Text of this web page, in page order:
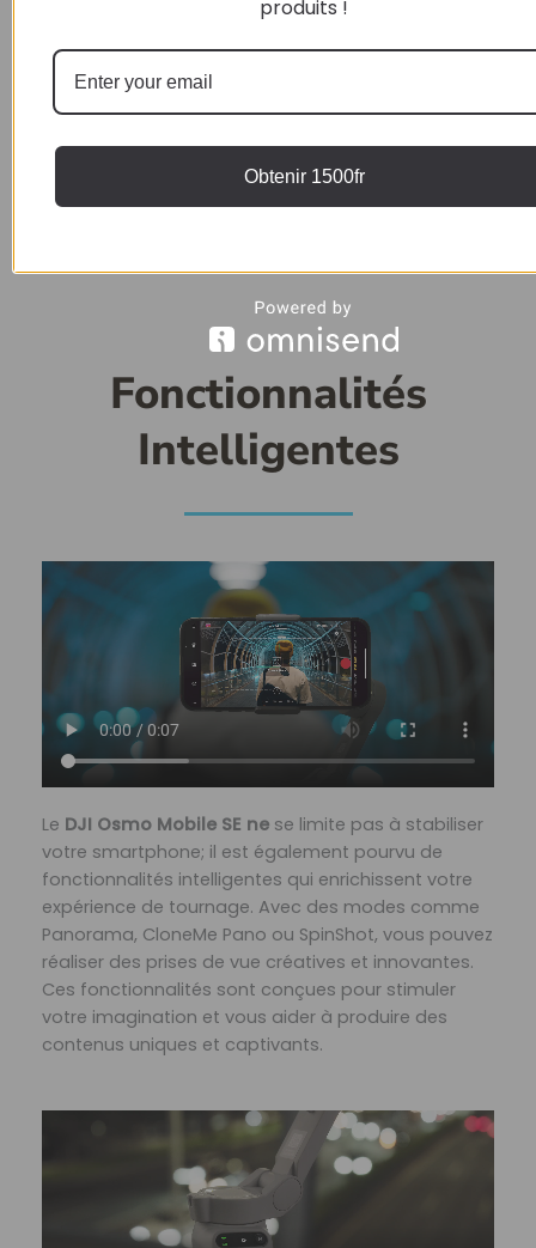
l’orientation de votre appareil en un clin d’œil. Ainsi,
vous êtes toujours prêt à capturer et partager vos
moments selon les dernières tendances.
Fonctionnalités
Intelligentes
Le DJI Osmo Mobile SE ne se limite pas à stabiliser
votre smartphone; il est également pourvu de
fonctionnalités intelligentes qui enrichissent votre
expérience de tournage. Avec des modes comme
Panorama, CloneMe Pano ou SpinShot, vous pouvez
réaliser des prises de vue créatives et innovantes.
Ces fonctionnalités sont conçues pour stimuler
votre imagination et vous aider à produire des
contenus uniques et captivants.
produits !
Obtenir 1500fr